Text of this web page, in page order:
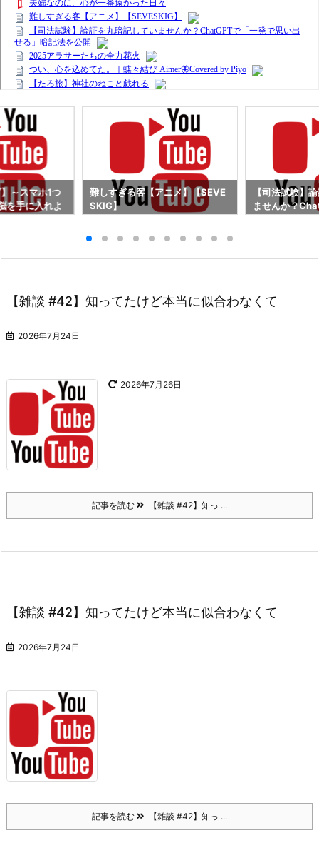
～スマホ1つ
を手に入れよ
難しすぎる客【アニメ】【SEVE
SKIG】
【司法試験】
ませんか？
【雑談 #42】知ってたけど本当に似合わなくて
2026年7月24日
2026年7月26日
記事を読む 【雑談 #42】知っ ...
【雑談 #42】知ってたけど本当に似合わなくて
2026年7月24日
記事を読む 【雑談 #42】知っ ...